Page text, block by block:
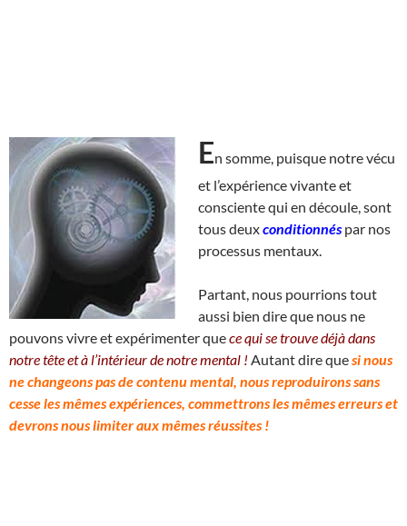
En somme, puisque notre vécu
et l’expérience vivante et
consciente qui en découle, sont
tous deuxconditionnéspar nos
processus mentaux.
Partant, nous pourrions tout
aussi bien dire que nous ne
pouvons vivre et expérimenter quece qui se trouve déjà dans
notre tête et à l’intérieur de notre mental ! Autant dire quesi nous
ne changeons pas de contenu mental, nous reproduirons sans
cesse les mêmes expériences, commettrons les mêmes erreurs et
devrons nous limiter aux mêmes réussites !